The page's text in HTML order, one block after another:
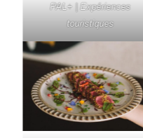
PAL+ | Expériences
touristiques